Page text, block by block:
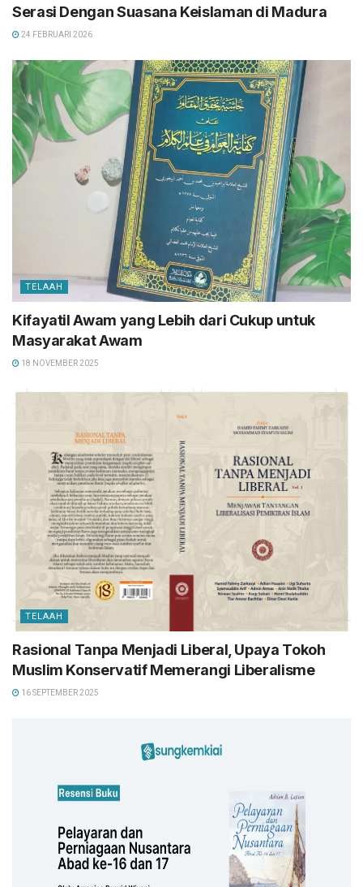
Serasi Dengan Suasana Keislaman di Madura
24 FEBRUARI 2026
TELAAH
Kifayatil Awam yang Lebih dari Cukup untuk
Masyarakat Awam
18 NOVEMBER 2025
TELAAH
Rasional Tanpa Menjadi Liberal, Upaya Tokoh
Muslim Konservatif Memerangi Liberalisme
16 SEPTEMBER 2025